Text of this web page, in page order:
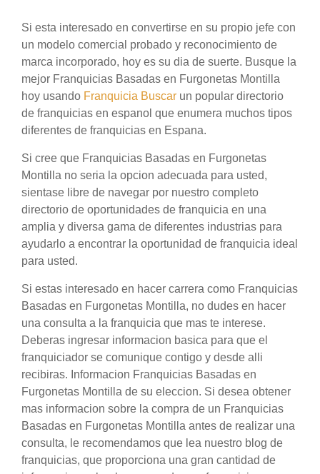
Si esta interesado en convertirse en su propio jefe con
un modelo comercial probado y reconocimiento de
marca incorporado, hoy es su dia de suerte. Busque la
mejor Franquicias Basadas en Furgonetas Montilla
hoy usando Franquicia Buscar un popular directorio
de franquicias en espanol que enumera muchos tipos
diferentes de franquicias en Espana.
Si cree que Franquicias Basadas en Furgonetas
Montilla no seria la opcion adecuada para usted,
sientase libre de navegar por nuestro completo
directorio de oportunidades de franquicia en una
amplia y diversa gama de diferentes industrias para
ayudarlo a encontrar la oportunidad de franquicia ideal
para usted.
Si estas interesado en hacer carrera como Franquicias
Basadas en Furgonetas Montilla, no dudes en hacer
una consulta a la franquicia que mas te interese.
Deberas ingresar informacion basica para que el
franquiciador se comunique contigo y desde alli
recibiras. Informacion Franquicias Basadas en
Furgonetas Montilla de su eleccion. Si desea obtener
mas informacion sobre la compra de un Franquicias
Basadas en Furgonetas Montilla antes de realizar una
consulta, le recomendamos que lea nuestro blog de
franquicias, que proporciona una gran cantidad de